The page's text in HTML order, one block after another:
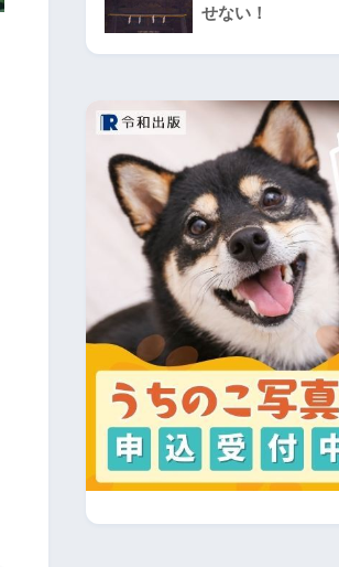
せない！